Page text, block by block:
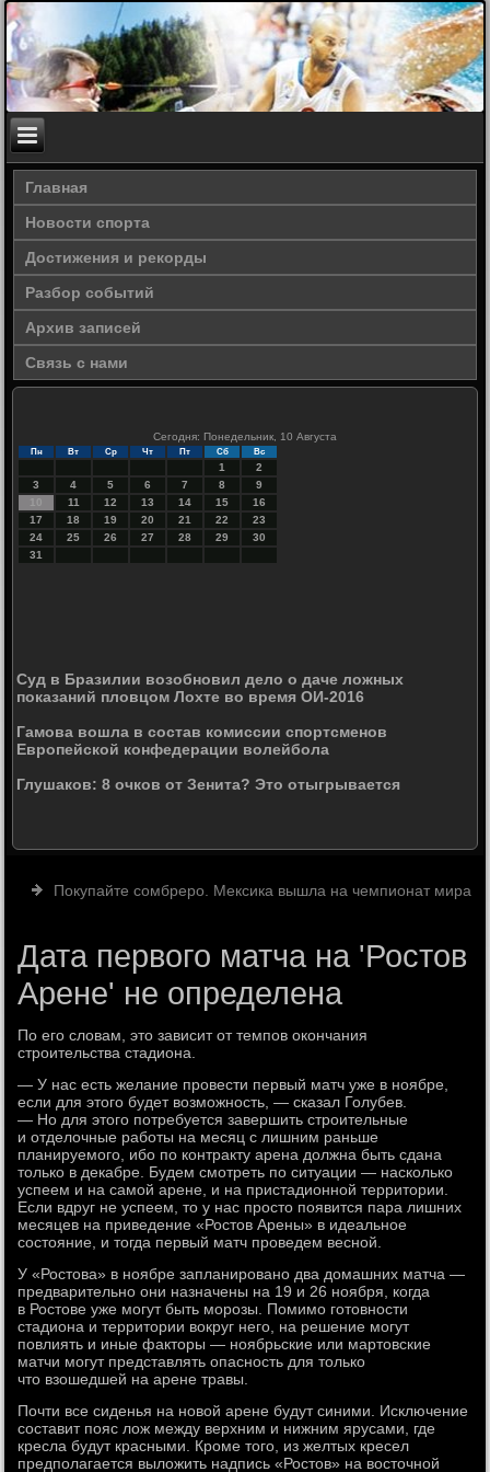
Главная
Новости спорта
Достижения и рекорды
Разбор событий
Архив записей
Связь с нами
Сегодня: Понедельник, 10 Августа
Пн Вт Ср Чт Пт Сб Вс
1
2
3
4 5 6 7 8
9
10
11 12 13 14 15
16
17
18 19 20 21 22
23
24
25 26 27 28 29
30
31
Суд в Бразилии возобновил дело о даче ложных
показаний пловцом Лохте во время ОИ-2016
Гамова вошла в состав комиссии спортсменов
Европейской конфедерации волейбола
Глушаков: 8 очков от Зенита? Это отыгрывается
Покупайте сомбреро. Мексика вышла на чемпионат мира
Дата первого матча на 'Ростов
Арене' не определена
По его словам, это зависит от темпов окончания
строительства стадиона.
— У нас есть желание провести первый матч уже в ноябре,
если для этого будет возможность, — сказал Голубев.
— Но для этого потребуется завершить строительные
и отделочные работы на месяц с лишним раньше
планируемого, ибо по контракту арена должна быть сдана
только в декабре. Будем смотреть по ситуации — насколько
успеем и на самой арене, и на пристадионной территории.
Если вдруг не успеем, то у нас просто появится пара лишних
месяцев на приведение «Ростов Арены» в идеальное
состояние, и тогда первый матч проведем весной.
У «Ростова» в ноябре запланировано два домашних матча —
предварительно они назначены на 19 и 26 ноября, когда
в Ростове уже могут быть морозы. Помимо готовности
стадиона и территории вокруг него, на решение могут
повлиять и иные факторы — ноябрьские или мартовские
матчи могут представлять опасность для только
что взошедшей на арене травы.
Почти все сиденья на новой арене будут синими. Исключение
составит пояс лож между верхним и нижним ярусами, где
кресла будут красными. Кроме того, из желтых кресел
предполагается выложить надпись «Ростов» на восточной